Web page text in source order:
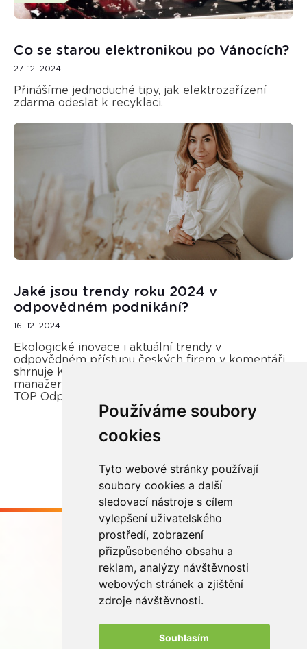
Používáme soubory
cookies
Tyto webové stránky používají
soubory cookies a další
sledovací nástroje s cílem
vylepšení uživatelského
prostředí, zobrazení
přizpůsobeného obsahu a
reklam, analýzy návštěvnosti
webových stránek a zjištění
zdroje návštěvnosti.
Souhlasím
Co se starou elektronikou po Vánocích?
27. 12. 2024
Přinášíme jednoduché tipy, jak elektrozařízení
zdarma odeslat k recyklaci.
Jaké jsou trendy roku 2024 v
odpovědném podnikání?
16. 12. 2024
Ekologické inovace i aktuální trendy v
odpovědném přístupu českých firem v komentáři
shrnuje Kateřina Opletal Průchová, regionální
manažerka REMA Systém a porotkyně soutěže
TOP Odpovědná firma.
Buďme ve spojení